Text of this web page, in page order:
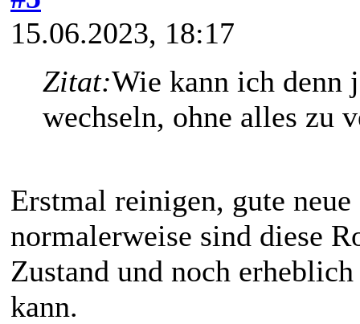
15.06.2023, 18:17
Zitat:Wie kann ich denn
wechseln, ohne alles zu
Erstmal reinigen, gute
normalerweise sind diese
Zustand und noch
kann.